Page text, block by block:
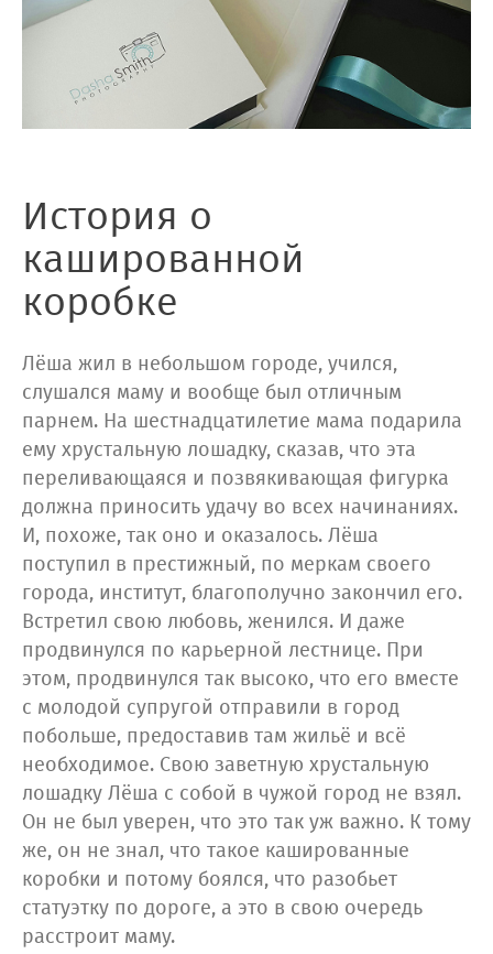
История о
кашированной
коробке
Лёша жил в небольшом городе, учился,
слушался маму и вообще был отличным
парнем. На шестнадцатилетие мама подарила
ему хрустальную лошадку, сказав, что эта
переливающаяся и позвякивающая фигурка
должна приносить удачу во всех начинаниях.
И, похоже, так оно и оказалось. Лёша
поступил в престижный, по меркам своего
города, институт, благополучно закончил его.
Встретил свою любовь, женился. И даже
продвинулся по карьерной лестнице. При
этом, продвинулся так высоко, что его вместе
с молодой супругой отправили в город
побольше, предоставив там жильё и всё
необходимое. Свою заветную хрустальную
лошадку Лёша с собой в чужой город не взял.
Он не был уверен, что это так уж важно. К тому
же, он не знал, что такое кашированные
коробки и потому боялся, что разобьет
статуэтку по дороге, а это в свою очередь
расстроит маму.